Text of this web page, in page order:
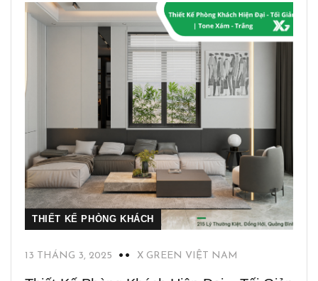
THIẾT KẾ PHÒNG KHÁCH
13 THÁNG 3, 2025 X GREEN VIỆT NAM